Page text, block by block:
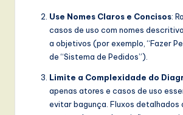
Use Nomes Claros e Concisos:
casos de uso com nomes
a objetivos (por exemplo, “Fazer
de “Sistema de Pedidos”).
Limite a Complexidade do
apenas atores e casos de uso
evitar bagunça. Fluxos detalhados